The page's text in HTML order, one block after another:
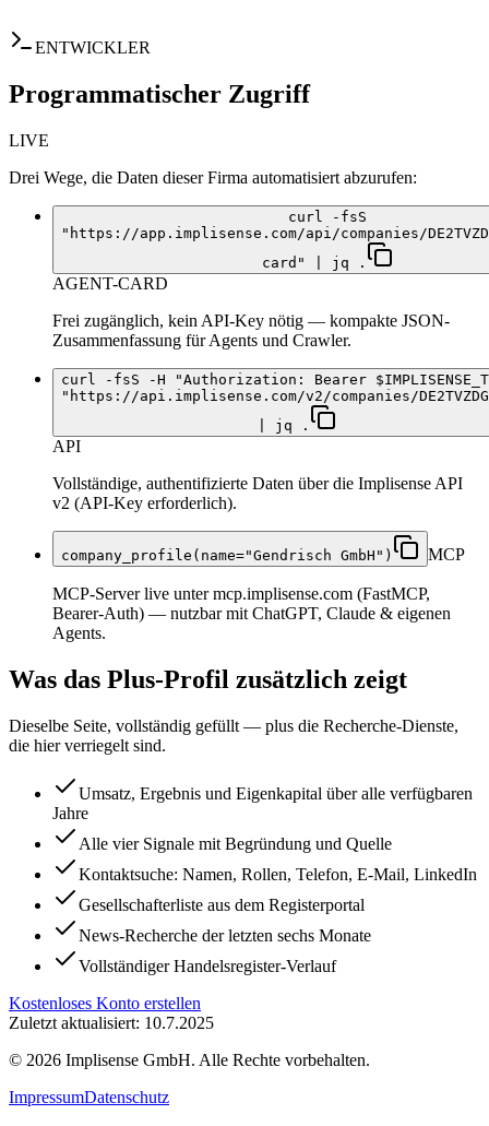
ENTWICKLER
Programmatischer Zugriff
LIVE
Drei Wege, die Daten dieser Firma automatisiert abzurufen:
curl -fsS
"https://app.implisense.com/api/companies/
card" | jq .
AGENT-CARD
Frei zugänglich, kein API-Key nötig — kompakte JSON-
Zusammenfassung für Agents und Crawler.
curl -fsS -H "Authorization: Bearer
"https://api.implisense.com/v2/companies/
| jq .
API
Vollständige, authentifizierte Daten über die Implisense API
v2 (API-Key erforderlich).
company_profile(name="Gendrisch GmbH") MCP
MCP-Server live unter mcp.implisense.com (FastMCP,
Bearer-Auth) — nutzbar mit ChatGPT, Claude & eigenen
Agents.
Was das Plus-Profil zusätzlich zeigt
Dieselbe Seite, vollständig gefüllt — plus die Recherche-Dienste,
die hier verriegelt sind.
Umsatz, Ergebnis und Eigenkapital über alle verfügbaren
Jahre
Alle vier Signale mit Begründung und Quelle
Kontaktsuche: Namen, Rollen, Telefon, E-Mail, LinkedIn
Gesellschafterliste aus dem Registerportal
News-Recherche der letzten sechs Monate
Vollständiger Handelsregister-Verlauf
Kostenloses Konto erstellen
Zuletzt aktualisiert: 10.7.2025
© 2026 Implisense GmbH. Alle Rechte vorbehalten.
ImpressumDatenschutz